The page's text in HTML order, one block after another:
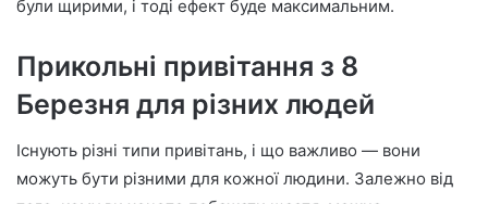
були щирими, і тоді ефект буде максимальним.
Прикольні привітання з 8
Березня для різних людей
Існують різні типи привітань, і що важливо — вони
можуть бути різними для кожної людини. Залежно від